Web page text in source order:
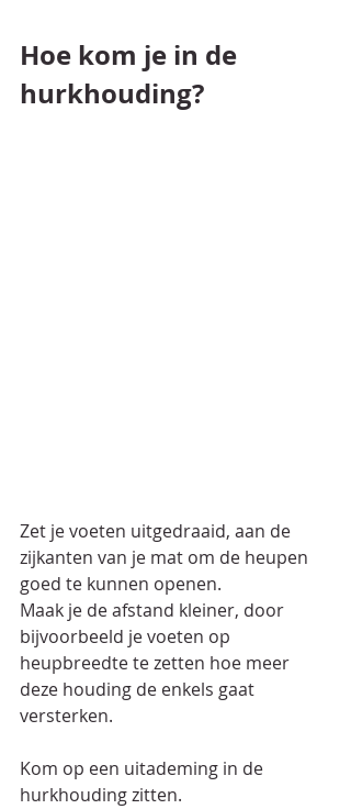
Hoe kom je in de
hurkhouding?
Zet je voeten uitgedraaid, aan de
zijkanten van je mat om de heupen
goed te kunnen openen.
Maak je de afstand kleiner, door
bijvoorbeeld je voeten op
heupbreedte te zetten hoe meer
deze houding de enkels gaat
versterken.
Kom op een uitademing in de
hurkhouding zitten.